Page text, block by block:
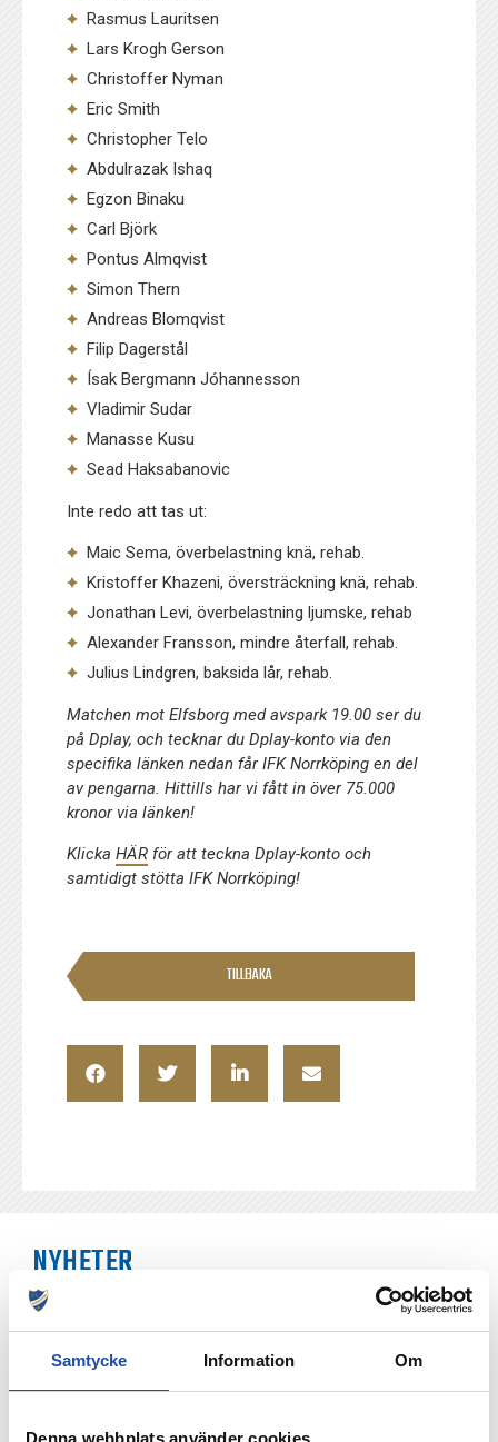
Samtycke Information Om
Denna webbplats använder cookies
Rasmus Lauritsen
Lars Krogh Gerson
Christoffer Nyman
Eric Smith
Christopher Telo
Abdulrazak Ishaq
Egzon Binaku
Carl Björk
Pontus Almqvist
Simon Thern
Andreas Blomqvist
Filip Dagerstål
Ísak Bergmann Jóhannesson
Vladimir Sudar
Manasse Kusu
Sead Haksabanovic
Inte redo att tas ut:
Maic Sema, överbelastning knä, rehab.
Kristoffer Khazeni, översträckning knä, rehab.
Jonathan Levi, överbelastning ljumske, rehab
Alexander Fransson, mindre återfall, rehab.
Julius Lindgren, baksida lår, rehab.
Matchen mot Elfsborg med avspark 19.00 ser du
på Dplay, och tecknar du Dplay-konto via den
specifika länken nedan får IFK Norrköping en del
av pengarna. Hittills har vi fått in över 75.000
kronor via länken!
KlickaHÄR för att teckna Dplay-konto och
samtidigt stötta IFK Norrköping!
TILLBAKA
NYHETER